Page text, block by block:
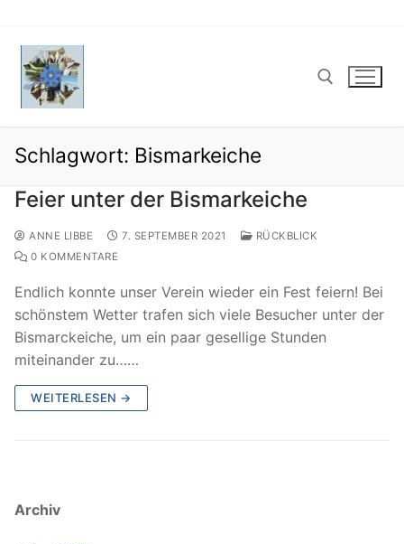
Inhalt
springen
Suchen nach:
Schlagwort: Bismarkeiche
Feier unter der Bismarkeiche
ANNE LIBBE 7. SEPTEMBER 2021
RÜCKBLICK
0 KOMMENTARE
Endlich konnte unser Verein wieder ein Fest feiern! Bei
schönstem Wetter trafen sich viele Besucher unter der
Bismarckeiche, um ein paar gesellige Stunden
miteinander zu……
WEITERLESEN →
Archiv